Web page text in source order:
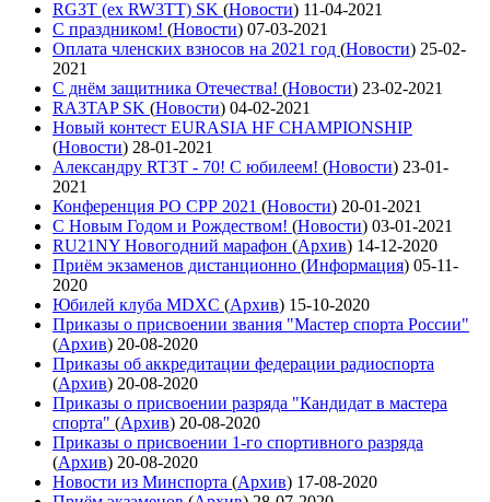
RG3T (ex RW3TT) SK (Новости) 11-04-2021
С праздником! (Новости) 07-03-2021
Оплата членских взносов на 2021 год (Новости) 25-02-
2021
С днём защитника Отечества! (Новости) 23-02-2021
RA3TAP SK (Новости) 04-02-2021
Новый контест EURASIA HF CHAMPIONSHIP
(Новости) 28-01-2021
Александру RT3T - 70! С юбилеем! (Новости) 23-01-
2021
Конференция РО СРР 2021 (Новости) 20-01-2021
С Новым Годом и Рождеством! (Новости) 03-01-2021
RU21NY Новогодний марафон (Архив) 14-12-2020
Приём экзаменов дистанционно (Информация) 05-11-
2020
Юбилей клуба MDXC (Архив) 15-10-2020
Приказы о присвоении звания "Мастер спорта России"
(Архив) 20-08-2020
Приказы об аккредитации федерации радиоспорта
(Архив) 20-08-2020
Приказы о присвоении разряда "Кандидат в мастера
спорта" (Архив) 20-08-2020
Приказы о присвоении 1-го спортивного разряда
(Архив) 20-08-2020
Новости из Минспорта (Архив) 17-08-2020